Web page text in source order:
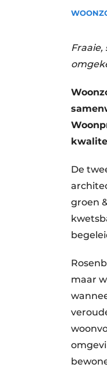
De
groen
maar